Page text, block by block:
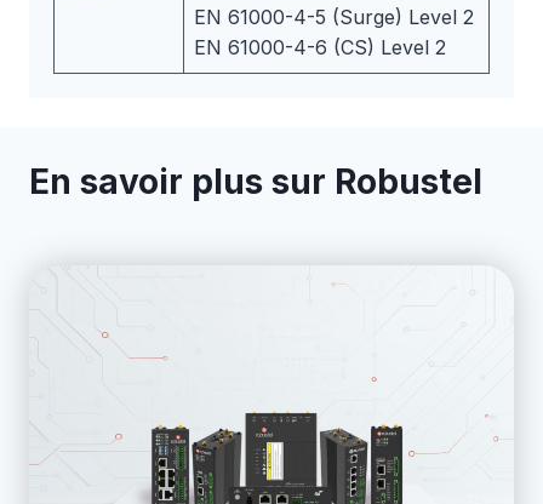
EN 61000-4-5 (Surge) Level 2
EN 61000-4-6 (CS) Level 2
En savoir plus sur Robustel